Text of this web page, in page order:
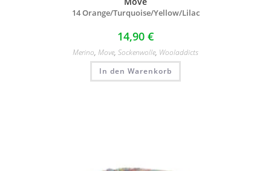
14 Orange/Turquoise/Yellow/Lilac
14,90 €
Merino, Move, Sockenwolle, Wooladdicts
In den Warenkorb